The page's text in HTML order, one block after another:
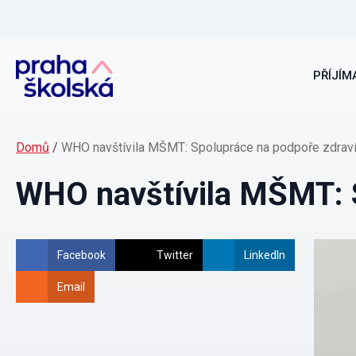
Domů / WHO navštívila MŠMT: Spolupráce na podpoře
WHO navštívila MŠMT:
Facebook Twitter LinkedIn
Email